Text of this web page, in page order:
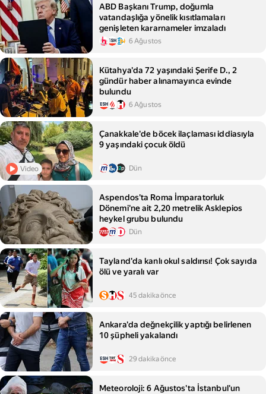
ABD Başkanı Trump, doğumla
vatandaşlığa yönelik kısıtlamaları
genişleten kararnameler imzaladı
6 Ağustos
Kütahya'da 72 yaşındaki Şerife D., 2
gündür haber alınamayınca evinde
bulundu
6 Ağustos
Video
Çanakkale'de böcek ilaçlaması iddiasıyla
9 yaşındaki çocuk öldü
Dün
Aspendos'ta Roma İmparatorluk
Dönemi'ne ait 2,20 metrelik Asklepios
heykel grubu bulundu
Dün
Tayland'da kanlı okul saldırısı! Çok sayıda
ölü ve yaralı var
45 dakika önce
Ankara'da değnekçilik yaptığı belirlenen
10 şüpheli yakalandı
29 dakika önce
Meteoroloji: 6 Ağustos'ta İstanbul'un